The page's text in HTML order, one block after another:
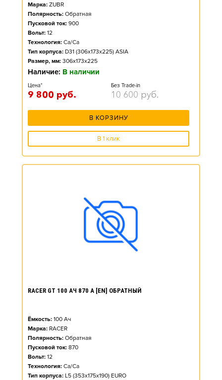
Марка: ZUBR
Полярность: Обратная
Пусковой ток: 900
Вольт: 12
Технология: Ca/Ca
Тип корпуса: D31 (306x173x225) ASIA
Размер, мм: 306x173x225
Наличие: В наличии
Цена*
9 800 руб.
Без Trade-in
10 600 руб.
В КОРЗИНУ
В 1 клик
RACER GT 100 АЧ 870 А [EN] ОБРАТНЫЙ
Ёмкость: 100 Ач
Марка: RACER
Полярность: Обратная
Пусковой ток: 870
Вольт: 12
Технология: Ca/Ca
Тип корпуса: L5 (353x175x190) EURO